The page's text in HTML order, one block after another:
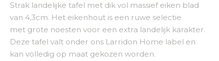
Strak landelijke tafel met dik vol massief eiken blad
van 4,3cm. Het eikenhout is een ruwe selectie
met grote noesten voor een extra landelijk karakter.
Deze tafel valt onder ons Larridon Home label en
kan volledig op maat gekozen worden.